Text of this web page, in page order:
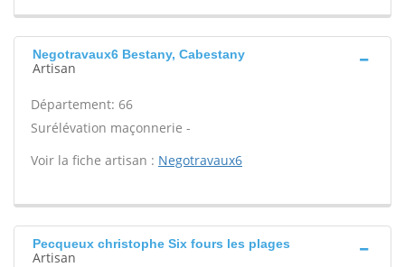
Negotravaux6 Bestany, Cabestany
Artisan
Département: 66
Surélévation maçonnerie -
Voir la fiche artisan : Negotravaux6
Pecqueux christophe Six fours les plages
Artisan